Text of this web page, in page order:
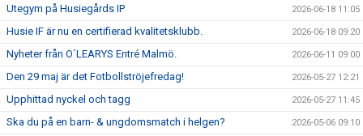
Utegym på Husiegårds IP 2026-06-18 11:05
Husie IF är nu en certifierad kvalitetsklubb. 2026-06-18 09:20
Nyheter från O´LEARYS Entré Malmö. 2026-06-11 09:00
Den 29 maj är det Fotbollströjefredag! 2026-05-27 12:21
Upphittad nyckel och tagg 2026-05-27 11:45
Ska du på en barn- & ungdomsmatch i helgen? 2026-05-06 09:10